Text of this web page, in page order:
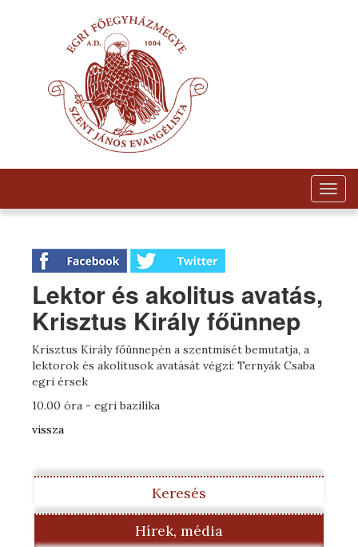
Lektor és akolitus avatás,
Krisztus Király főünnep
Krisztus Király főünnepén a szentmisét bemutatja, a
lektorok és akolitusok avatását végzi: Ternyák Csaba
egri érsek
10.00 óra - egri bazilika
vissza
Keresés
Hírek, média